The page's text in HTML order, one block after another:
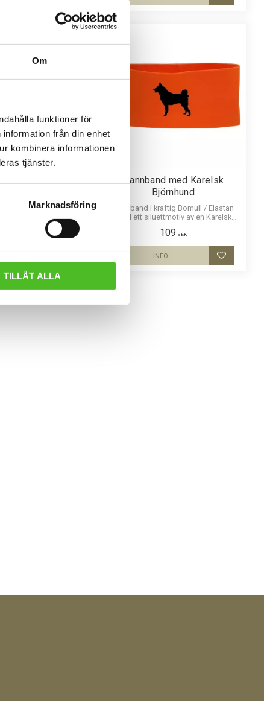
Om
funktioner för
från din enhet
kombinera informationen
tjänster.
Marknadsföring
TILLÅT ALLA
keps i polyester med
Reflex fram och
jägarkeps.
Lägg till i favoriter
Pannband med Karelsk
Björnhund
Pannband i kraftig Bomull / Elastan
med ett siluettmotiv av en Karelsk
109 SEK
Lägg till i
INFO